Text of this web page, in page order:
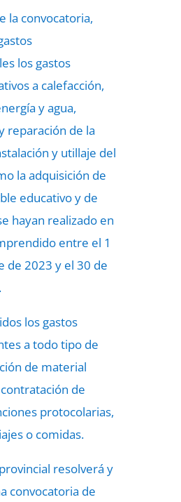
la convocatoria,
los gastos
a calefacción,
y agua,
reparación de la
y utillaje del
la adquisición de
educativo y de
hayan realizado en
entre el 1
de 2023 y el 30 de
los gastos
a todo tipo de
de material
de
protocolarias,
o comidas.
resolverá y
convocatoria de